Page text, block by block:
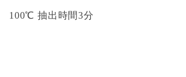
100℃ 抽出時間3分